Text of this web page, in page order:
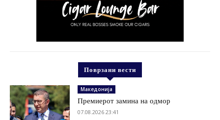
Поврзани вести
Македонија
Премиерот замина на одмор
07.08.2026 23:41